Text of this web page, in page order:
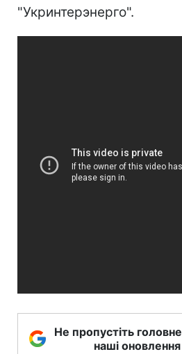
"Укринтерэнерго".
Не пропустіть
наші